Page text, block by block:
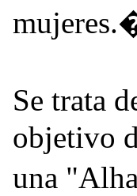
Se trata
objetivo
una